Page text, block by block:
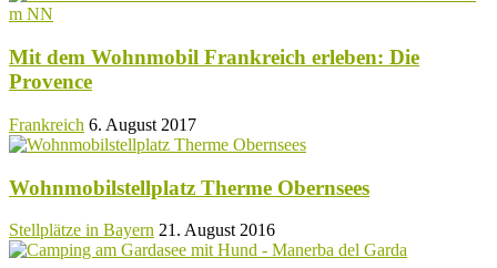
Mit dem Wohnmobil Frankreich erleben: Die
Provence
Frankreich 6. August 2017
Wohnmobilstellplatz Therme Obernsees
Stellplätze in Bayern 21. August 2016